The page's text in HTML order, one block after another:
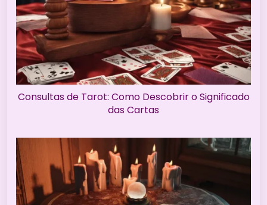
Consultas de Tarot: Como Descobrir o Significado
das Cartas